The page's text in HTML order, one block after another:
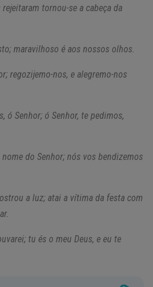
tornou-se a cabeça da
maravilhoso é aos nossos olhos.
regozijemo-nos, e alegremo-nos
ó Senhor; ó Senhor, te pedimos,
do Senhor; nós vos bendizemos
a luz; atai a vítima da festa com
tu és o meu Deus, e eu te